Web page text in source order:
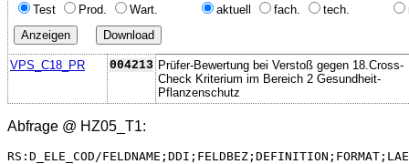
Test
Prod. Wart.
aktuell
fach. tech.
VPS_C18_PR 004213 Prüfer-Bewertung bei Verstoß gegen 18.Cross-
Check Kriterium im Bereich 2 Gesundheit-
Pflanzenschutz
Abfrage @ HZ05_T1:
RS:D_ELE_COD/